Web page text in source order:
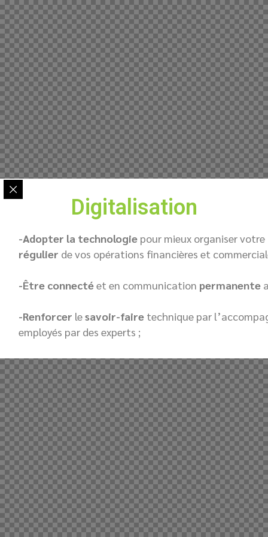
Digitalisation
-Adopter la technologie pour mieux organiser
régulier de vos opérations financières et
-Être connectéet en communication permanente
-Renforcer lesavoir-faire technique par
employés par des experts ;